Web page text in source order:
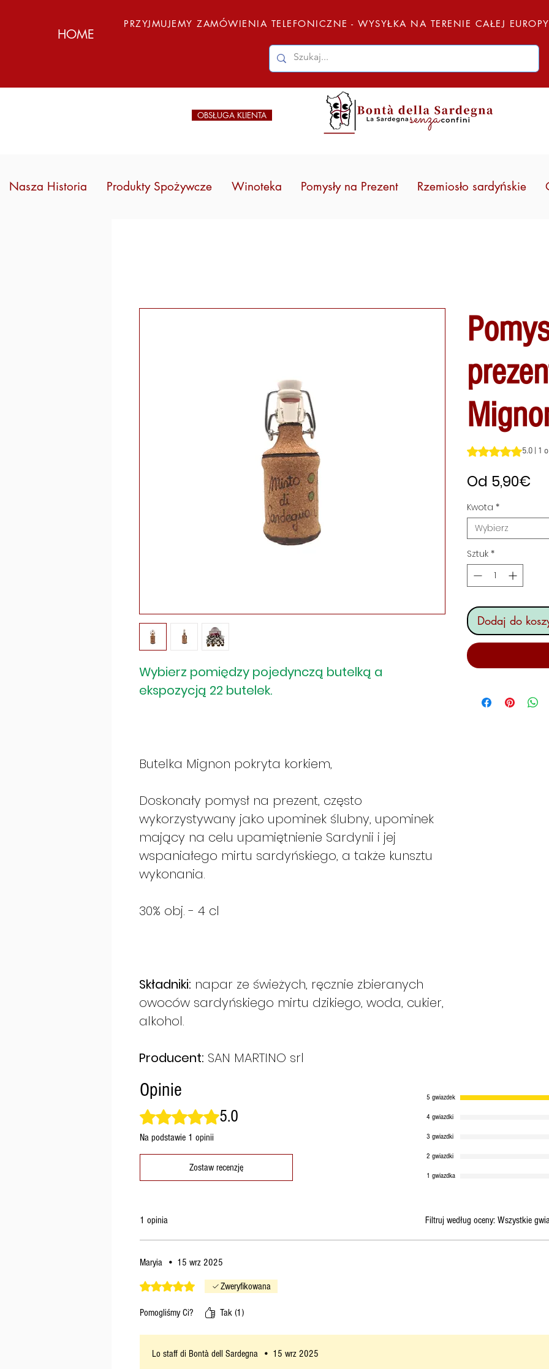
HOME
PRZYJMUJEMY ZAMÓWIENIA TELEFONICZNE - WYSYŁKA NA TERENIE CAŁEJ
OBSŁUGA KLIENTA
Nasza Historia Produkty Spożywcze Winoteka Pomysły na Prezent Rzemiosło sardyńskie
Wybierz pomiędzy pojedynczą butelką a
ekspozycją 22 butelek.
Butelka Mignon pokryta korkiem,
Doskonały pomysł na prezent, często
wykorzystywany jako upominek ślubny, upominek
mający na celu upamiętnienie Sardynii i jej
wspaniałego mirtu sardyńskiego, a także kunsztu
wykonania.
30% obj. - 4 cl
Składniki: napar ze świeżych, ręcznie zbieranych
owoców sardyńskiego mirtu dzikiego, woda, cukier,
alkohol.
Producent: SAN MARTINO srl
Ocena to 5.0 na
5.0 | 1
Od 5,90€
Kwota *
Wybierz
Sztuk *
Dodaj do
Opinie
Oceniono na 5 z 5 gwiazdek.
5.0
Na podstawie 1 opinii
Zostaw recenzję
5 gwiazdek
4 gwiazdki
3 gwiazdki
2 gwiazdki
1 gwiazdka
1 opinia Filtruj według oceny: Wszystkie
Maryia • 15 wrz 2025
Oceniono na 5 z 5 gwiazdek.
Zweryfikowana
Pomogliśmy Ci? Tak (1)
Lo staff di Bontà dell Sardegna • 15 wrz 2025